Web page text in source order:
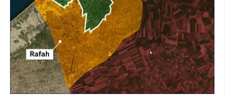
NEJČTENĚJŠÍ ZA 7 DNÍ
AUTOŘI
PŘÍSPĚVKY NA PROVOZ
SOCIÁLNÍ SÍTĚ